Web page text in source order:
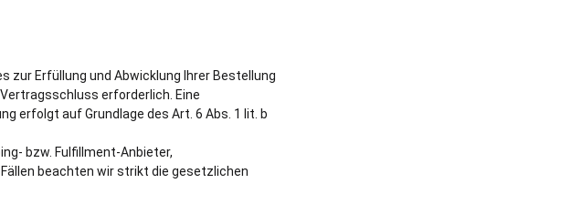
zur Erfüllung und Abwicklung Ihrer Bestellung
erforderlich. Eine
erfolgt auf Grundlage des Art. 6 Abs. 1 lit. b
bzw. Fulfillment-Anbieter,
beachten wir strikt die gesetzlichen